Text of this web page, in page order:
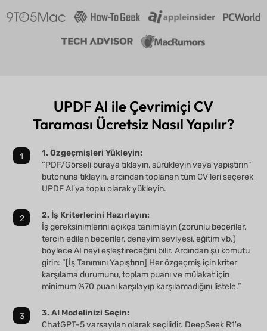
UPDF AI ile Çevrimiçi CV
Taraması Ücretsiz Nasıl Yapılır?
1. Özgeçmişleri Yükleyin:
“PDF/Görseli buraya tıklayın, sürükleyin veya yapıştırın”
butonuna tıklayın, ardından toplanan tüm CV'leri seçerek
UPDF AI'ya toplu olarak yükleyin.
2. İş Kriterlerini Hazırlayın:
İş gereksinimlerini açıkça tanımlayın (zorunlu beceriler,
tercih edilen beceriler, deneyim seviyesi, eğitim vb.)
böylece AI neyi eşleştireceğini bilir. Ardından şu komutu
girin: “[İş Tanımını Yapıştırın] Her özgeçmiş için kriter
karşılama durumunu, toplam puanı ve mülakat için
minimum %70 puanı karşılayıp karşılamadığını listele.”
3. AI Modelinizi Seçin:
ChatGPT-5 varsayılan olarak seçilidir. DeepSeek R1'e